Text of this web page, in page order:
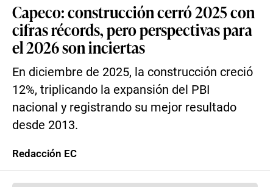
Capeco: construcción cerró 2025 con
cifras récords, pero perspectivas para
el 2026 son inciertas
En diciembre de 2025, la construcción creció
12%, triplicando la expansión del PBI
nacional y registrando su mejor resultado
desde 2013.
Redacción EC